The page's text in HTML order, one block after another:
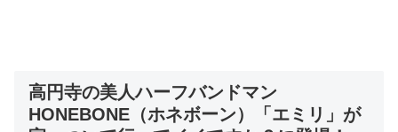
高円寺の美人ハーフバンドマン
HONEBONE （ホネボーン）
「エミリ」が